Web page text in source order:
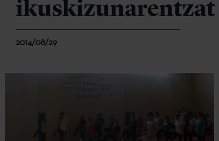
ikuskizunarentzat
2014/08/29